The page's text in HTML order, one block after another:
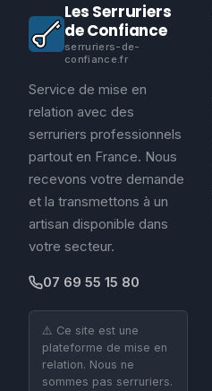
Les Serruriers
de Confiance
serruriers-de-
confiance.fr
Service de mise en
relation avec des
serruriers professionnels
partout en France. Nous
recevons votre demande
et la transmettons à un
artisan disponible dans
votre secteur.
07 69 55 15 80
⚠️ Ce site est une
plateforme de mise en
relation. Nous ne
sommes pas serruriers.